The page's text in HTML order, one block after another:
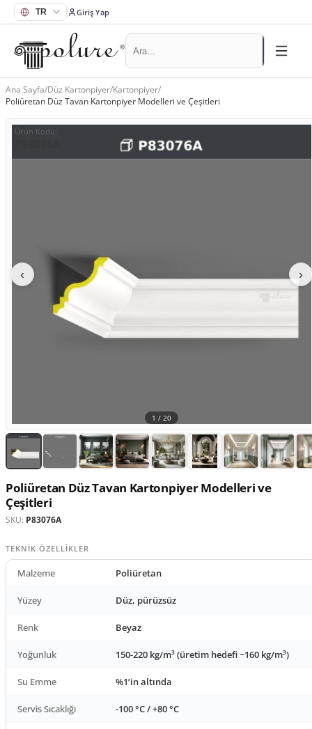
Giriş Yap
Ana Sayfa/Düz Kartonpiyer/Kartonpiyer/
Poliüretan Düz Tavan Kartonpiyer Modelleri ve Çeşitleri
Ürün Kodu:
‹ ›
1 / 20
Poliüretan Düz Tavan Kartonpiyer Modelleri ve
Çeşitleri
SKU: P83076A
TEKNIK ÖZELLIKLER
Malzeme Poliüretan
Yüzey Düz, pürüzsüz
Renk Beyaz
Yoğunluk 150-220 kg/m³ (üretim hedefi ~160 kg/m³)
Su Emme %1’in altında
Servis Sıcaklığı -100 °C / +80 °C